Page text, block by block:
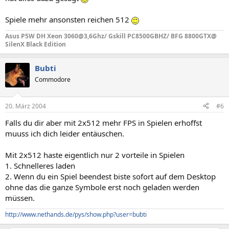
Spiele mehr ansonsten reichen 512
Asus P5W DH Xeon 3060@3,6Ghz/ Gskill PC8500GBHZ/ BFG 8800GTX@
SilenX Black Edition
Bubti
Commodore
20. März 2004 #6
Falls du dir aber mit 2x512 mehr FPS in Spielen erhoffst
muuss ich dich leider entäuschen.
Mit 2x512 haste eigentlich nur 2 vorteile in Spielen
1. Schnelleres laden
2. Wenn du ein Spiel beendest biste sofort auf dem Desktop
ohne das die ganze Symbole erst noch geladen werden
müssen.
http://www.nethands.de/pys/show.php?user=bubti